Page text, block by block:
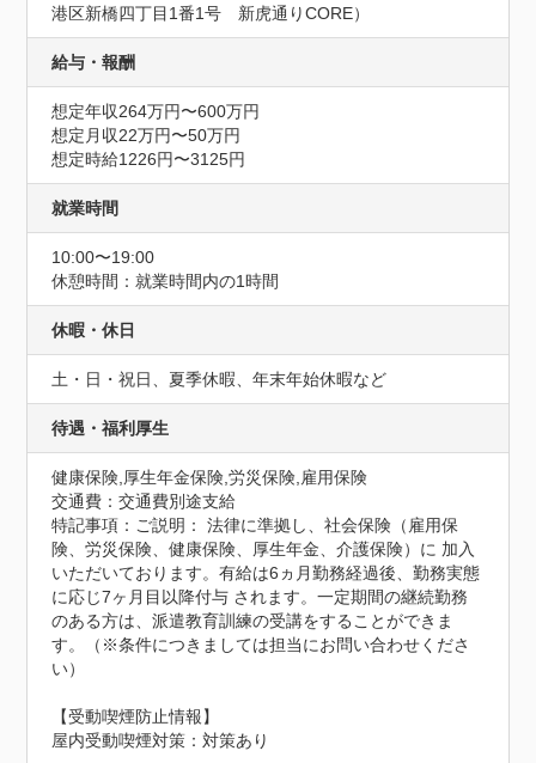
港区新橋四丁目1番1号　新虎通りCORE）
給与・報酬
想定年収264万円〜600万円
想定月収22万円〜50万円
想定時給1226円〜3125円
就業時間
10:00〜19:00
休憩時間：就業時間内の1時間
休暇・休日
土・日・祝日、夏季休暇、年末年始休暇など
待遇・福利厚生
健康保険,厚生年金保険,労災保険,雇用保険
交通費：交通費別途支給
特記事項：ご説明： 法律に準拠し、社会保険（雇用保
険、労災保険、健康保険、厚生年金、介護保険）に 加入
いただいております。有給は6ヵ月勤務経過後、勤務実態
に応じ7ヶ月目以降付与 されます。一定期間の継続勤務
のある方は、派遣教育訓練の受講をすることができま
す。（※条件につきましては担当にお問い合わせくださ
い）
【受動喫煙防止情報】
屋内受動喫煙対策：対策あり